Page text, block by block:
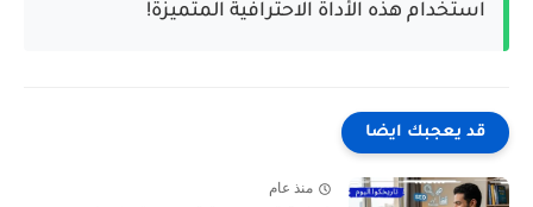
استخدام هذه الأداة الاحترافية المتميزة!
قد يعجبك ايضا
منذ عام